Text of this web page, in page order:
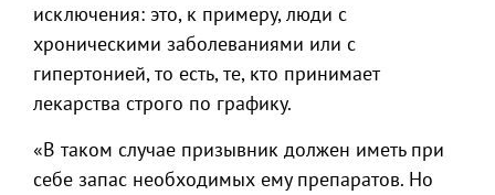
исключения: это, к примеру, люди с
хроническими заболеваниями или с
гипертонией, то есть, те, кто принимает
лекарства строго по графику.
«В таком случае призывник должен иметь при
себе запас необходимых ему препаратов. Но